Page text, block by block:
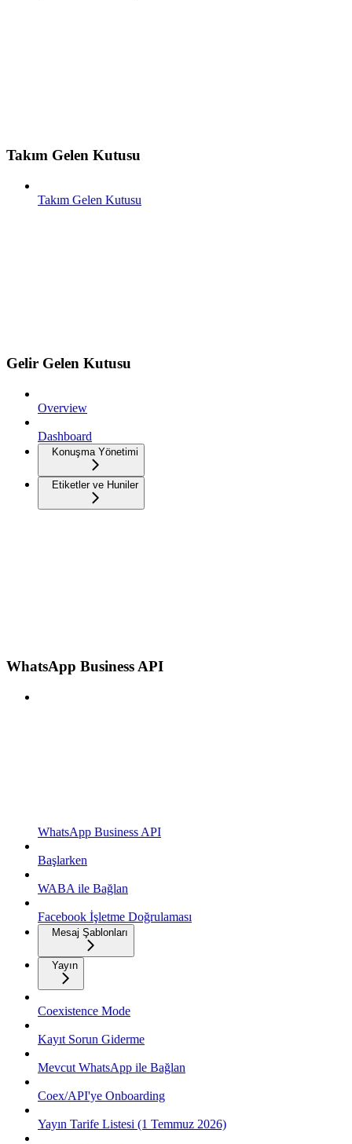
Takım Gelen Kutusu
Takım Gelen Kutusu
Gelir Gelen Kutusu
Overview
Dashboard
Konuşma Yönetimi
Etiketler ve Huniler
WhatsApp Business API
WhatsApp Business API
Başlarken
WABA ile Bağlan
Facebook İşletme Doğrulaması
Mesaj Şablonları
Yayın
Coexistence Mode
Kayıt Sorun Giderme
Mevcut WhatsApp ile Bağlan
Coex/API'ye Onboarding
Yayın Tarife Listesi (1 Temmuz 2026)